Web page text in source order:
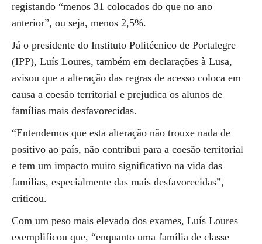
registando “menos 31 colocados do que no ano
anterior”, ou seja, menos 2,5%.
Já o presidente do Instituto Politécnico de Portalegre
(IPP), Luís Loures, também em declarações à Lusa,
avisou que a alteração das regras de acesso coloca em
causa a coesão territorial e prejudica os alunos de
famílias mais desfavorecidas.
“Entendemos que esta alteração não trouxe nada de
positivo ao país, não contribui para a coesão territorial
e tem um impacto muito significativo na vida das
famílias, especialmente das mais desfavorecidas”,
criticou.
Com um peso mais elevado dos exames, Luís Loures
exemplificou que, “enquanto uma família de classe